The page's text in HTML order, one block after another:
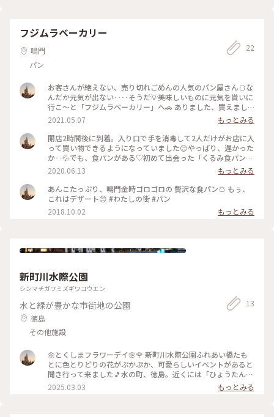
好 #祖谷 #祖谷温泉 #渓谷の隠れ宿祖谷美人 #でこまわし #囲炉
で、ぐるぐると串を回しながら作ります！ ごうしゅういもや
岩豆腐は祖谷で作られているものだそうで、料理長の地元食材
へのこだわりを感じます( ¯﹀¯ ) * 天ぷらには徳島産のれんこ
ん 多喜物は牡丹鍋 椀物は、こちらも祖谷の郷土料理『祖谷そ
くさんの夕食、大変満足です #四国 #徳島 #三好 #祖谷 #祖谷温
泉 #渓谷の隠れ宿祖谷美人 #でこまわし #囲炉裏 #祖谷そば
フジムラベーカリー
鳴門
パン
22
お客さんが絶えない、売り切れごめんの人気のパン屋さん🍞な
んだか元気が出ない‥‥そうだ💡美味しいものに元気を貰いに
行こ〜と「フジムラベーカリー」へ🚗 ありました、買えまし
た🍞ピーナッツパンにあんバター🧈もぅ、それだけで少し元気
になった朝でした☁️ #パン屋 #わたしの街
2021.05.07
もっとみる
開店2時間後に到着。入り口で手を消毒して2人だけがお店に入
って買い物できるようになっていました😊やっぱり、遅かった
か‥💦でも、食パンがある♡初めて出会った「くるみ食パン」
🍞♡サクッ、モチッ食パンにはキャラメルがあちこちに練り込
まれて美味しすぎました🎵 #わたしの街 #人気のパン屋
2020.06.13
もっとみる
あんこたっぷり、鳴門金時ゴロゴロの 贅沢な食パン🍞 もぅ、
これはデザート😊 #わたしの街 #パン
2018.10.02
もっとみる
新町川水際公園
シンマチガワミズギワコウエン
水と緑が豊かな市街地の公園
徳島
その他施設
13
🌼とくしまフラワーデイ🌸🌹 新町川水際公園ふれあい橋たも
とに色とりどりの花がぷかぷか、可愛らしいイベントがあると
聞き行って来ました🎵水の町、徳島。近くには「ひょうたん島
周遊船」乗り場もあります🛥️花って見てるだけで気持ちが穏や
かになっていいですね🌸🌼 #とくしまフラワーデイ #イベン
2025.03.03 もっとみる